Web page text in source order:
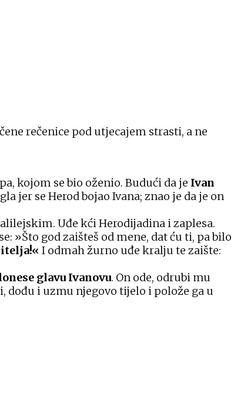
rečenice pod utjecajem strasti, a ne
kojom se bio oženio. Budući da je Ivan
jer se Herod bojao Ivana; znao je da je on
Uđe kći Herodijadina i zaplesa.
»Što god zaišteš od mene, dat ću ti, pa bilo
I odmah žurno uđe kralju te zaište:
glavu Ivanovu. On ode, odrubi mu
dođu i uzmu njegovo tijelo i polože ga u